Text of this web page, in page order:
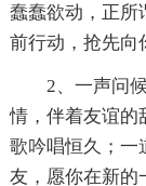
蠢蠢欲动，正
前行动，抢先
2、一声问
情，伴着友谊的
歌吟唱恒久；一
友，愿你在新的